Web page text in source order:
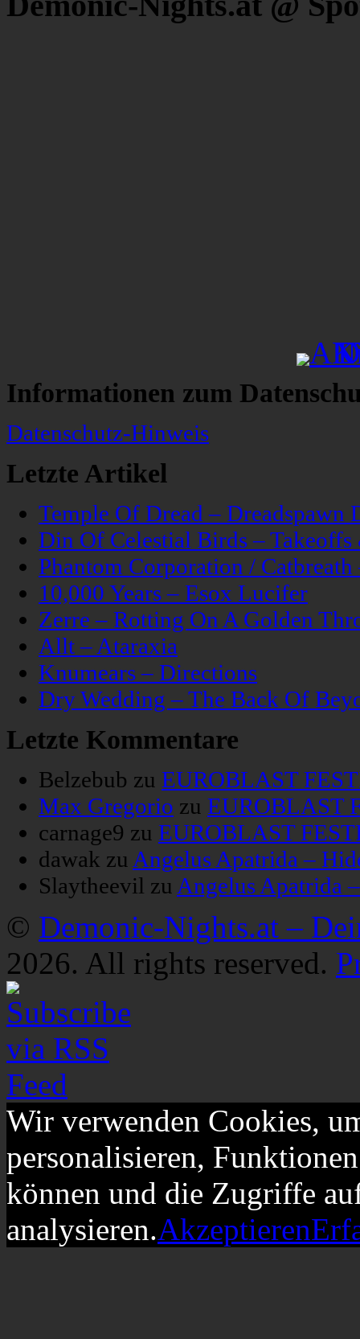
Informationen zum
Datenschutz-Hinweis
Letzte Artikel
Temple Of Dread – Dreadspawn
Din Of Celestial Birds –
Phantom Corporation /
10,000 Years – Esox Lucifer
Zerre – Rotting On A Golden
Allt – Ataraxia
Knumears – Directions
Dry Wedding – The Back Of
Letzte Kommentare
Belzebub zu EUROBLAST
Max Gregorio zu EUROBLAST
carnage9 zu EUROBLAST
dawak zu Angelus Apatrida –
Slaytheevil zu Angelus Apatrida
© Demonic-Nights.at –
2026. All rights reserved.
Wir verwenden Cookies,
personalisieren,
können und die Zugriffe
analysieren.Akzeptieren